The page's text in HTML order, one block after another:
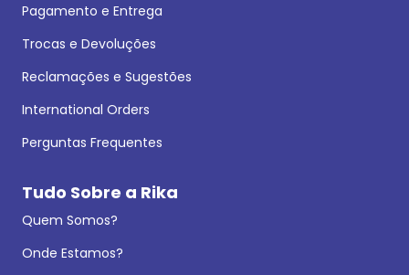
Pagamento e Entrega
Trocas e Devoluções
Reclamações e Sugestões
International Orders
Perguntas Frequentes
Tudo Sobre a Rika
Quem Somos?
Onde Estamos?